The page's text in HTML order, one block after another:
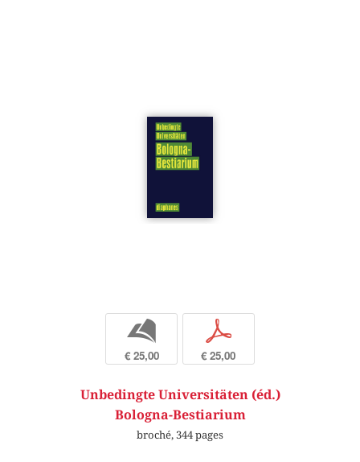
b
€ 25,00
p
€ 25,00
Unbedingte Universitäten (éd.)
Bologna-Bestiarium
broché, 344 pages